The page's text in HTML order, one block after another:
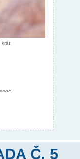
krát
Č. 5